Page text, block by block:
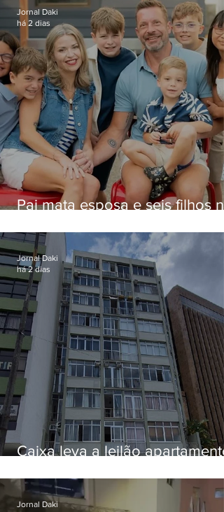
Pai mata esposa e seis filhos
Jornal Daki
há 2 dias
Caixa leva a leilão apartamento
Botafogo
Jornal Daki
há 2 dias
Jornal Daki